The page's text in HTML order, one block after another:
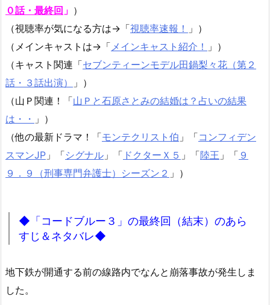
０話・最終回 」 ）
（視聴率が気になる方は→「視聴率速報！ 」）
（メインキャストは→「 メインキャスト紹介！ 」）
（キャスト関連「セブンティーンモデル田鍋梨々花（第２
話・３話出演）
」）
（山Ｐ関連！「山Ｐと石原さとみの結婚は？占いの結果
は・・ 」）
（他の最新ドラマ！「モンテクリスト伯 」「コンフィデン
スマンJP 」「シグナル 」「 ドクターＸ５ 」「陸王 」「 ９
９．９（刑事専門弁護士）シーズン２ 」）
◆「コードブルー３」の最終回（結末）のあら
すじ＆ネタバレ◆
地下鉄が開通する前の線路内でなんと崩落事故が発生しま
した。